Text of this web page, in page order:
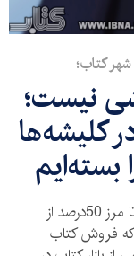
کتاب؛
نیست؛
کلیشه‌ها
فیروزان می‌گوید افزایش اقلام غیرکتابی تا مرز 50درصد از
فروش کتاب